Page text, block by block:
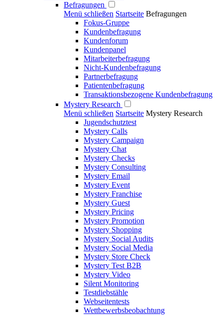
Befragungen
Menü schließen Startseite Befragungen
Fokus-Gruppe
Kundenbefragung
Kundenforum
Kundenpanel
Mitarbeiterbefragung
Nicht-Kundenbefragung
Partnerbefragung
Patientenbefragung
Transaktionsbezogene Kundenbefragung
Mystery Research
Menü schließen Startseite Mystery Research
Jugendschutztest
Mystery Calls
Mystery Campaign
Mystery Chat
Mystery Checks
Mystery Consulting
Mystery Email
Mystery Event
Mystery Franchise
Mystery Guest
Mystery Pricing
Mystery Promotion
Mystery Shopping
Mystery Social Audits
Mystery Social Media
Mystery Store Check
Mystery Test B2B
Mystery Video
Silent Monitoring
Testdiebstähle
Webseitentests
Wettbewerbsbeobachtung